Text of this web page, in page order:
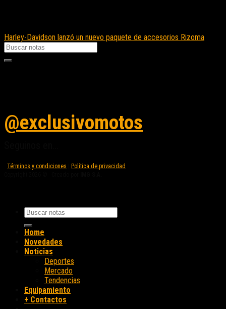
Harley-Davidson lanzó un nuevo paquete de accesorios Rizoma
@exclusivomotos
Términos y condiciones
Política de privacidad
Home
Novedades
Noticias
Deportes
Mercado
Tendencias
Equipamiento
+ Contactos